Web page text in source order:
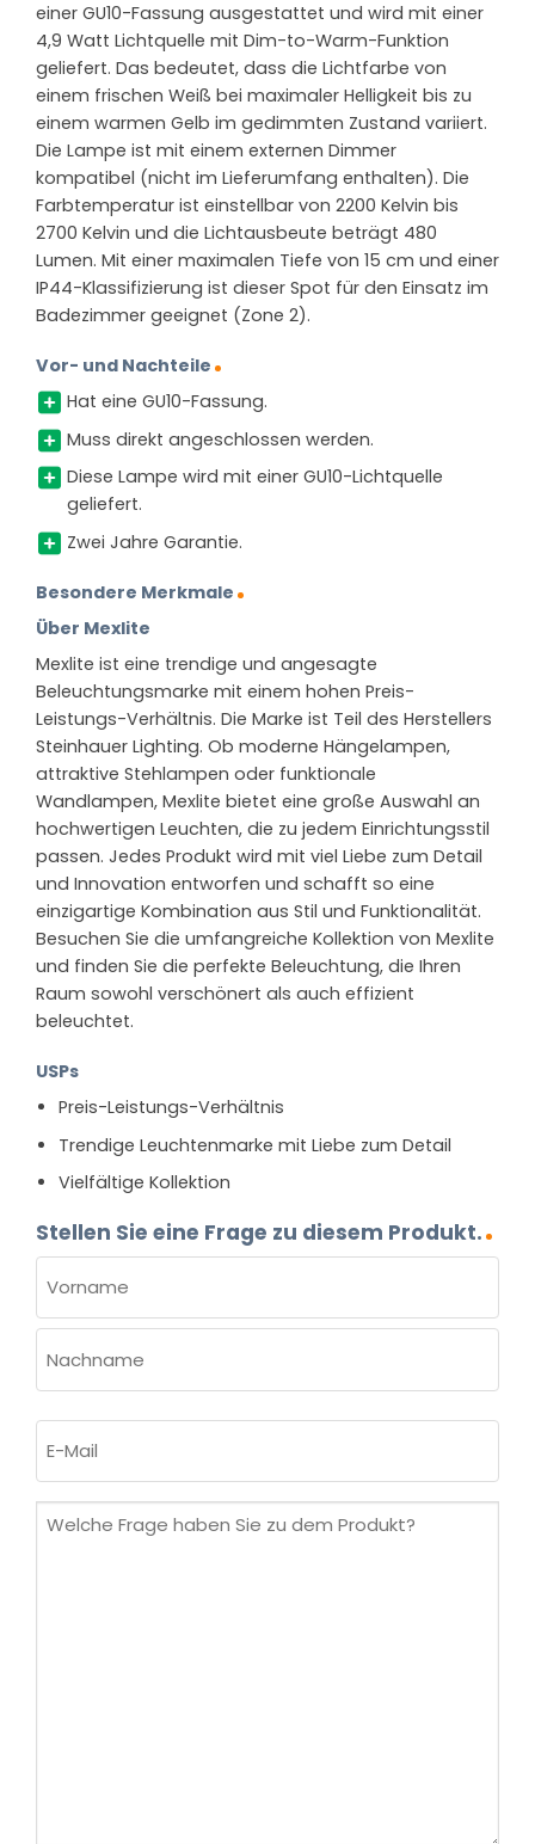
einer GU10-Fassung ausgestattet und wird mit einer
4,9 Watt Lichtquelle mit Dim-to-Warm-Funktion
geliefert. Das bedeutet, dass die Lichtfarbe von
einem frischen Weiß bei maximaler Helligkeit bis zu
einem warmen Gelb im gedimmten Zustand variiert.
Die Lampe ist mit einem externen Dimmer
kompatibel (nicht im Lieferumfang enthalten). Die
Farbtemperatur ist einstellbar von 2200 Kelvin bis
2700 Kelvin und die Lichtausbeute beträgt 480
Lumen. Mit einer maximalen Tiefe von 15 cm und einer
IP44-Klassifizierung ist dieser Spot für den Einsatz im
Badezimmer geeignet (Zone 2).
Vor- und Nachteile
Hat eine GU10-Fassung.
Muss direkt angeschlossen werden.
Diese Lampe wird mit einer GU10-Lichtquelle
geliefert.
Zwei Jahre Garantie.
Besondere Merkmale
Über Mexlite
Mexlite ist eine trendige und angesagte
Beleuchtungsmarke mit einem hohen Preis-
Leistungs-Verhältnis. Die Marke ist Teil des Herstellers
Steinhauer Lighting. Ob moderne Hängelampen,
attraktive Stehlampen oder funktionale
Wandlampen, Mexlite bietet eine große Auswahl an
hochwertigen Leuchten, die zu jedem Einrichtungsstil
passen. Jedes Produkt wird mit viel Liebe zum Detail
und Innovation entworfen und schafft so eine
einzigartige Kombination aus Stil und Funktionalität.
Besuchen Sie die umfangreiche Kollektion von Mexlite
und finden Sie die perfekte Beleuchtung, die Ihren
Raum sowohl verschönert als auch effizient
beleuchtet.
USPs
Preis-Leistungs-Verhältnis
Trendige Leuchtenmarke mit Liebe zum Detail
Vielfältige Kollektion
Stellen Sie eine Frage zu diesem Produkt.
(ERFORDERLICH)
Vorname
Mail
Welche